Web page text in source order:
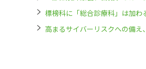
標榜科に「総合診療科」は加わ
高まるサイバーリスクへの備